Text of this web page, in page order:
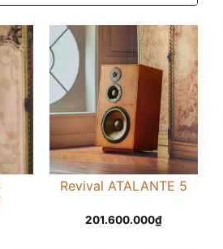
Revival ATALANTE 5
201.600.000₫